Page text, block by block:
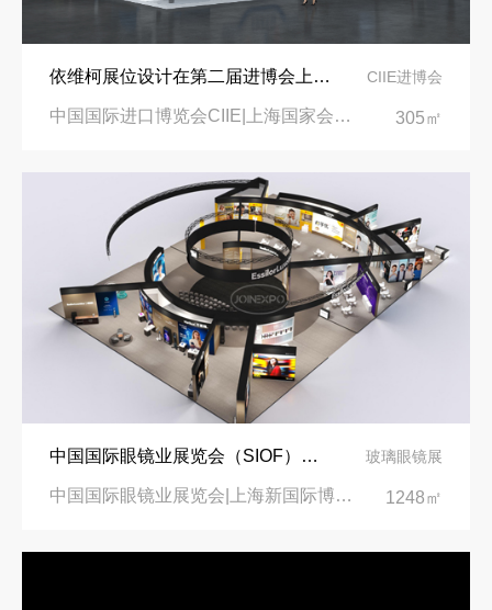
依维柯展位设计在第二届进博会上吸引万千瞩目 CIIE进博会
中国国际进口博览会CIIE|上海国家会展中心 305㎡
中国国际眼镜业展览会（SIOF）‌展台设计搭建-眼镜业巨头依视路陆逊梯卡 玻璃眼镜展
中国国际眼镜业展览会|上海新国际博览中心‌ 1248㎡